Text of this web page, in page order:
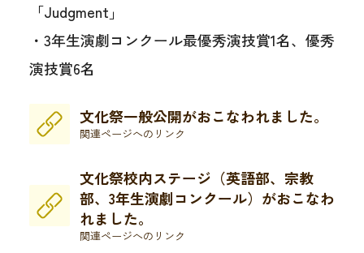
「Judgment」
・3年生演劇コンクール最優秀演技賞1名、優秀
演技賞6名
文化祭一般公開がおこなわれました。
関連ページへのリンク
文化祭校内ステージ（英語部、宗教
部、3年生演劇コンクール）がおこなわ
れました。
関連ページへのリンク